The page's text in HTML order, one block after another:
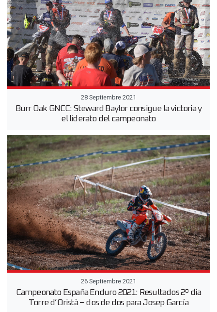
28 Septiembre 2021
Burr Oak GNCC: Steward Baylor consigue la victoria y
el liderato del campeonato
26 Septiembre 2021
Campeonato España Enduro 2021: Resultados 2º día
Torre d’Oristà – dos de dos para Josep García